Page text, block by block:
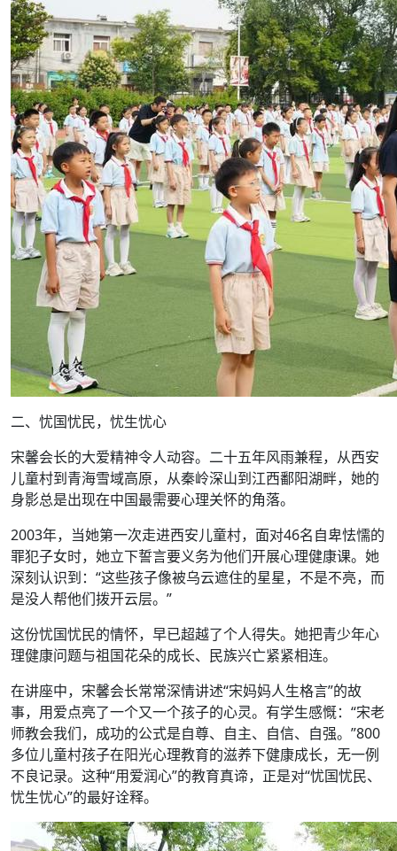
二、忧国忧民，忧生忧心
宋馨会长的大爱精神令人动容。二十五年风雨兼程，从西安
儿童村到青海雪域高原，从秦岭深山到江西鄱阳湖畔，她的
身影总是出现在中国最需要心理关怀的角落。
2003年，当她第一次走进西安儿童村，面对46名自卑怯懦的
罪犯子女时，她立下誓言要义务为他们开展心理健康课。她
深刻认识到：“这些孩子像被乌云遮住的星星，不是不亮，而
是没人帮他们拨开云层。”
这份忧国忧民的情怀，早已超越了个人得失。她把青少年心
理健康问题与祖国花朵的成长、民族兴亡紧紧相连。
在讲座中，宋馨会长常常深情讲述“宋妈妈人生格言”的故
事，用爱点亮了一个又一个孩子的心灵。有学生感慨：“宋老
师教会我们，成功的公式是自尊、自主、自信、自强。”800
多位儿童村孩子在阳光心理教育的滋养下健康成长，无一例
不良记录。这种“用爱润心”的教育真谛，正是对“忧国忧民、
忧生忧心”的最好诠释。